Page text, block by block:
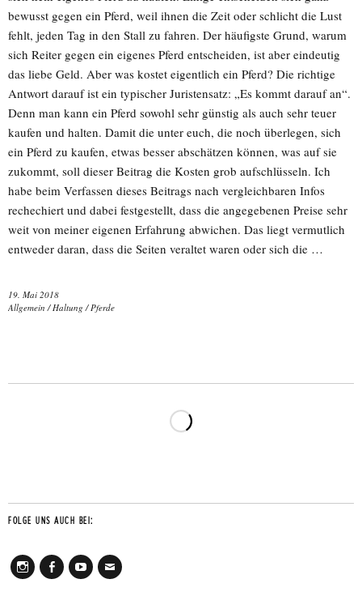
bewusst gegen ein Pferd, weil ihnen die Zeit oder schlicht die Lust
fehlt, jeden Tag in den Stall zu fahren. Der häufigste Grund, warum
sich Reiter gegen ein eigenes Pferd entscheiden, ist aber eindeutig
das liebe Geld. Aber was kostet eigentlich ein Pferd? Die richtige
Antwort darauf ist ein typischer Juristensatz: „Es kommt darauf an“.
Denn man kann ein Pferd sowohl sehr günstig als auch sehr teuer
kaufen und halten. Damit die unter euch, die noch überlegen, sich
ein Pferd zu kaufen, etwas besser abschätzen können, was auf sie
zukommt, soll dieser Beitrag die Kosten grob aufschlüsseln. Ich
habe beim Verfassen dieses Beitrags nach vergleichbaren Infos
rechechiert und dabei festgestellt, dass die angegebenen Preise sehr
weit von meiner eigenen Erfahrung abwichen. Das liegt vermutlich
entweder daran, dass die Seiten veraltet waren oder sich die …
19. Mai 2018
Allgemein / Haltung / Pferde
FOLGE UNS AUCH BEI: